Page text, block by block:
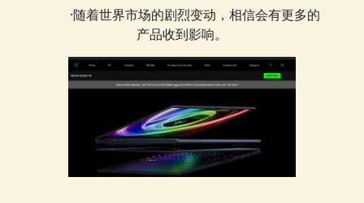
·随着世界市场的剧烈变动，相信会有更多的
产品收到影响。